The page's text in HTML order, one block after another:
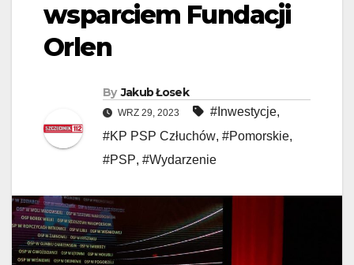
wsparciem Fundacji
Orlen
By Jakub Łosek
WRZ 29, 2023 #Inwestycje,
#KP PSP Człuchów, #Pomorskie,
#PSP, #Wydarzenie